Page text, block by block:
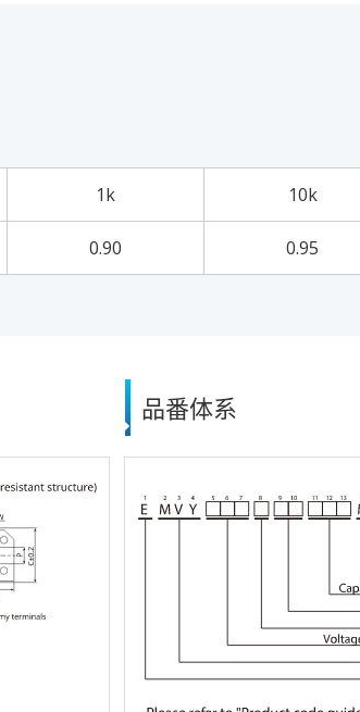
1k 10k
0.90 0.95
品番体系